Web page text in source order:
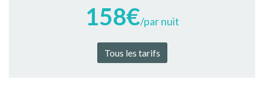
158€/par nuit
Tous les tarifs